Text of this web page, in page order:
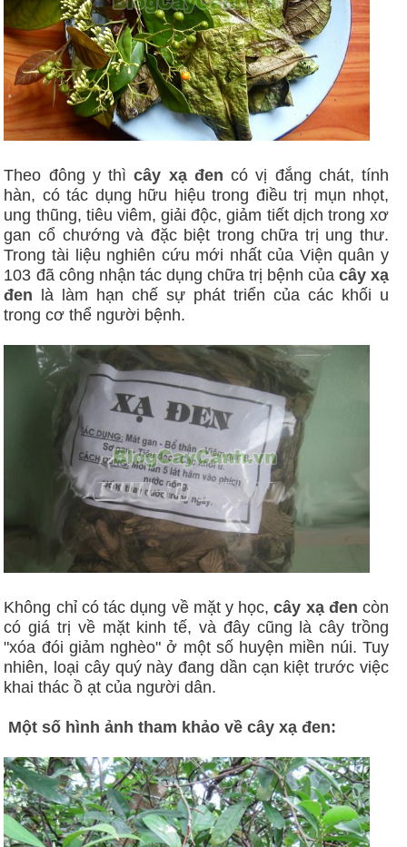
Theo đông y thìcây xạ đencó vị đắng chát, tính
hàn, có tác dụng hữu hiệu trong điều trị mụn nhọt,
ung thũng, tiêu viêm, giải độc, giảm tiết dịch trong xơ
gan cổ chướng và đặc biệt trong chữa trị ung thư.
Trong tài liệu nghiên cứu mới nhất của Viện quân y
103 đã công nhận tác dụng chữa trị bệnh của cây xạ
đen là làm hạn chế sự phát triển của các khối u
trong cơ thể người bệnh.
Không chỉ có tác dụng về mặt y học,cây xạ đen còn
có giá trị về mặt kinh tế, và đây cũng là cây trồng
"xóa đói giảm nghèo" ở một số huyện miền núi. Tuy
nhiên, loại cây quý này đang dần cạn kiệt trước việc
khai thác ồ ạt của người dân.
Một số hình ảnh tham khảo về cây xạ đen: